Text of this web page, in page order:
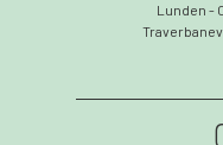
Lunden -